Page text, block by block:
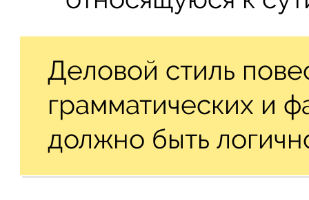
Деловой стиль
грамматических и
должно быть